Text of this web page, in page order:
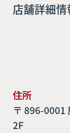
店舗詳細情
住所
〒 896-0001
2F